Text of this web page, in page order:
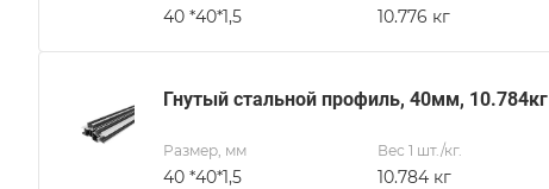
40 *40*1,5 10.776 кг
Гнутый стальной профиль, 40мм, 10.784кг
Размер, мм
40 *40*1,5
Вес 1 шт./кг.
10.784 кг